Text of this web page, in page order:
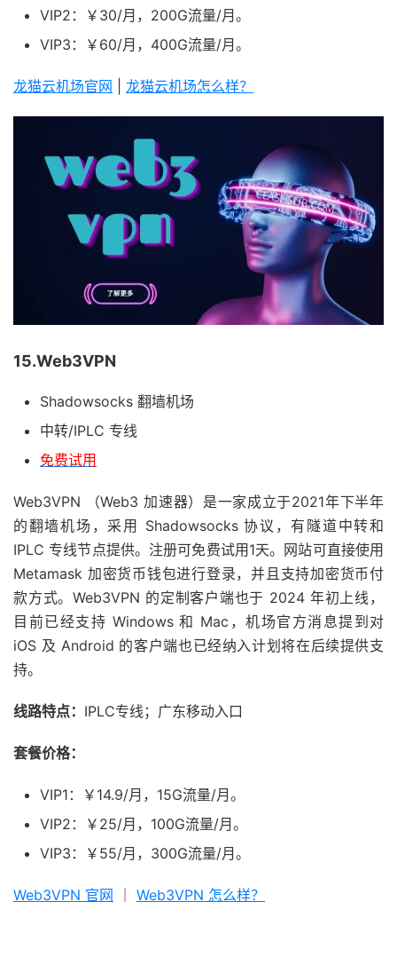
VIP2：￥30/月，200G流量/月。
VIP3：￥60/月，400G流量/月。
龙猫云机场官网 龙猫云机场怎么样？
15.Web3VPN
Shadowsocks 翻墙机场
中转/IPLC 专线
免费试用
Web3VPN （Web3 加速器）是一家成立于2021年下半年
的翻墙机场，采用 Shadowsocks 协议，有隧道中转和
IPLC 专线节点提供。注册可免费试用1天。网站可直接使用
Metamask 加密货币钱包进行登录，并且支持加密货币付
款方式。Web3VPN 的定制客户端也于 2024 年初上线，
目前已经支持 Windows 和 Mac，机场官方消息提到对
iOS 及 Android 的客户端也已经纳入计划将在后续提供支
持。
线路特点： IPLC专线；广东移动入口
套餐价格：
VIP1：￥14.9/月，15G流量/月。
VIP2：￥25/月，100G流量/月。
VIP3：￥55/月，300G流量/月。
Web3VPN 官网 Web3VPN 怎么样？